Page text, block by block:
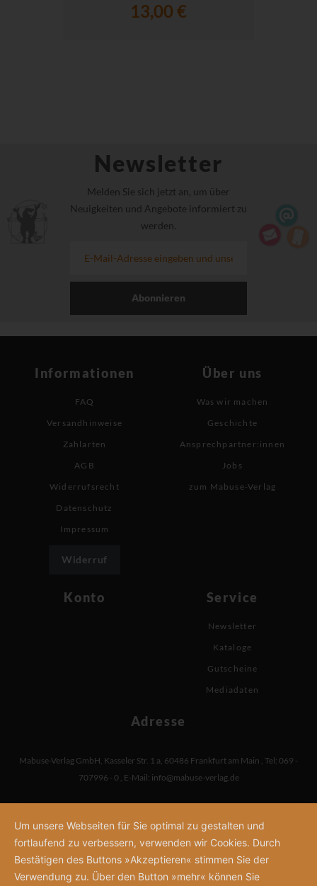
13,00 €
Newsletter
Melden Sie sich jetzt an, um über
Neuigkeiten und Angebote informiert zu
werden.
Abonnieren
Informationen
FAQ
Versandhinweise
Zahlarten
AGB
Widerrufsrecht
Datenschutz
Impressum
Widerruf
Über uns
Was wir machen
Geschichte
Ansprechpartner:innen
Jobs
zum Mabuse-Verlag
Konto Service
Newsletter
Kataloge
Gutscheine
Mediadaten
Adresse
Mabuse-Verlag GmbH, Kasseler Str. 1 a, 60486 Frankfurt am Main , Tel: 069 -
707996 - 0 , E-Mail: info@mabuse-verlag.de
Um unsere Webseiten für Sie optimal zu gestalten und
fortlaufend zu verbessern, verwenden wir Cookies. Durch
Bestätigen des Buttons »Akzeptieren« stimmen Sie der
Verwendung zu. Über den Button »mehr« können Sie